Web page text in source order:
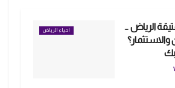
احياء الرياض
الرياض …